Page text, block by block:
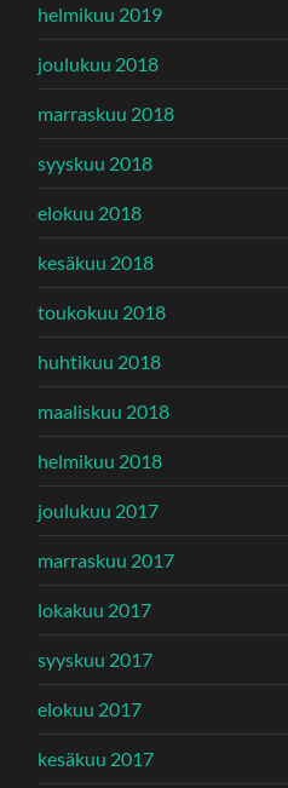
helmikuu 2019
joulukuu 2018
marraskuu 2018
syyskuu 2018
elokuu 2018
kesäkuu 2018
toukokuu 2018
huhtikuu 2018
maaliskuu 2018
helmikuu 2018
joulukuu 2017
marraskuu 2017
lokakuu 2017
syyskuu 2017
elokuu 2017
kesäkuu 2017